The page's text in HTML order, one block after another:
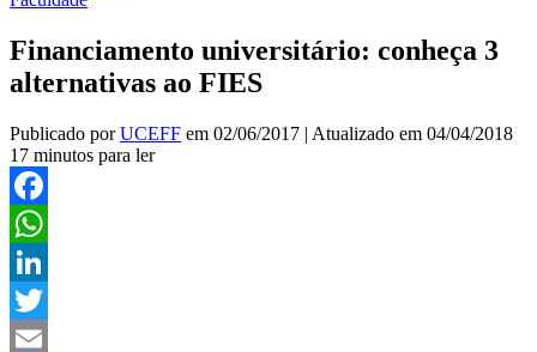
Financiamento universitário: conheça 3
alternativas ao FIES
Publicado porUCEFF em 02/06/2017 | Atualizado em 04/04/2018
17 minutos para ler
Facebook
WhatsApp
LinkedIn
Twitter